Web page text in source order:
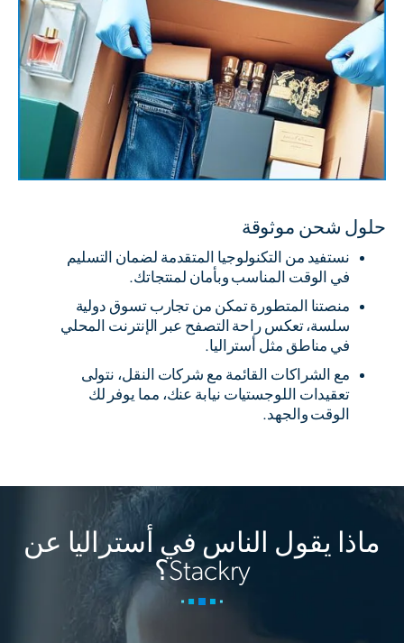
حلول شحن موثوقة
نستفيد من التكنولوجيا المتقدمة لضمان التسليم
في الوقت المناسب وبأمان لمنتجاتك.
منصتنا المتطورة تمكن من تجارب تسوق دولية
سلسة، تعكس راحة التصفح عبر الإنترنت المحلي
في مناطق مثل أستراليا.
مع الشراكات القائمة مع شركات النقل، نتولى
تعقيدات اللوجستيات نيابة عنك، مما يوفر لك
الوقت والجهد.
ماذا يقول الناس في أستراليا عن
Stackry؟